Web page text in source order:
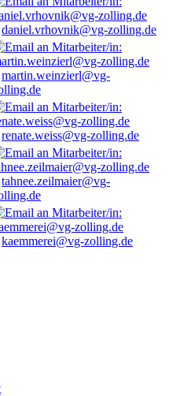
daniel.vrhovnik@vg-zolling.de
martin.weinzierl@vg-
renate.weiss@vg-zolling.de
tahnee.zeilmaier@vg-
kaemmerei@vg-zolling.de